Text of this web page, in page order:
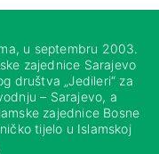
u septembru 2003.
zajednice Sarajevo
društva „Jedileri“ za
– Sarajevo, a
zajednice Bosne
tijelo u Islamskoj